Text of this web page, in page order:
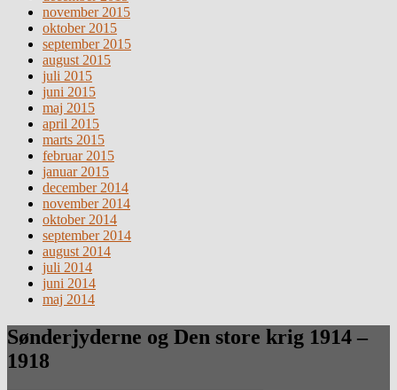
november 2015
oktober 2015
september 2015
august 2015
juli 2015
juni 2015
maj 2015
april 2015
marts 2015
februar 2015
januar 2015
december 2014
november 2014
oktober 2014
september 2014
august 2014
juli 2014
juni 2014
maj 2014
Sønderjyderne og Den store krig 1914 –
1918